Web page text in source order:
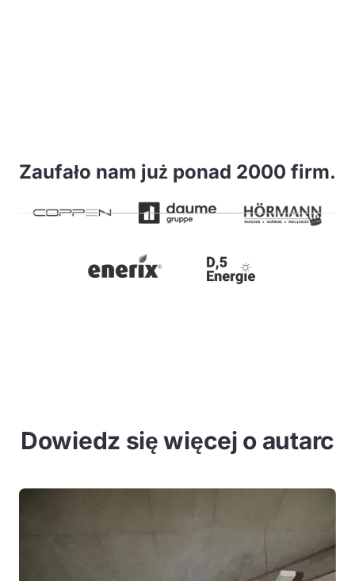
Zaufało nam już ponad 2000 firm.
Dowiedz się więcej o autarc